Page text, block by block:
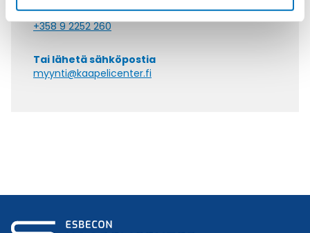
Soita asiakaspalveluumme ark. 8-16
+358 9 2252 260
Tai lähetä sähköpostia
myynti@kaapelicenter.fi